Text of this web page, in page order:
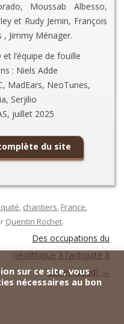
Moussab Albesso,
et Rudy Jemin, François
Jimmy Ménager.
l’équipe de fouille
: Niels Adde
MadEars, NeoTunes,
Serjilio
juillet 2025
du site
chantiers France
Quentin Rochet.
Des occupations du
néolithique à l’antiquité à
Lonay (Vaud) →
sur ce site, vous
nécessaires au bon